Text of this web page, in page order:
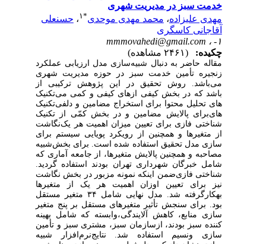
خدمت سبز در مدیریت شهری
مهدی علیزاده،محمد مهدی موحدی* ۱،حسنعلی
آقاجانی کاسگری
mmmovahedi@gmail.com
چکیده:
مقاله حاضر به دنبال شبیهسازی مدل ارزیابی عملکرد
زنجیره تأمین خدمت سبز در حوزه مدیریت شهری
می‌باشد. روش تحقیق در این پژوهش ترکیبی از
تکنیکهای کیفی و کمی می
باشد که در بخش کیفی از
تکنیکهای تحلیل محتوا برای استخراج مضامین و دلفی
برای پالایش مضامین و در بخش کمّی از تکنیکهای
نگاشتشناختی فازی برای تعیین میزان اهمیت هر یک
از متغیرها و همچنین از رویکرد پویایی سیستم برای
شبیهسازی مدل تحقیق استفاده شده است. برای بخش
مصاحبه و همچنین پالایش متغیرها، از جامعه آماری که
شامل خبرگان شهرداری تهران بودند استفاده گردید.
ضمن اینکه نمونه مزبور در بخش نگاشت شناختی فازی
نیز برای تعیین اوزان اهمیت هر یک از متغیرها
به‎کارگرفته شد. مدل نهایی شامل ۳۴ متغیر مستقل
بود. برای سنجش تأثیر متغیرهای مستقل بر پنج متغیر
وابسته که شامل بهینه سازی منابع، کاهش آلایندگی،
سازمان سبز، مشتری سبز و تأمین
کننده سبز بودند، از
نرم‌افزار شبیهسازی ونسیم استفاده شد. نتایج